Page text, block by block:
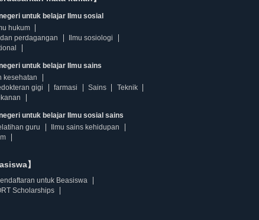
untuk belajar Ilmu sosial
hukum
perdagangan
Ilmu sosiologi
untuk belajar Ilmu sains
kesehatan
gigi
farmasi Sains
Teknik
untuk belajar Ilmu sosial sains
guru
Ilmu sains kehidupan
】
untuk Beasiswa
Scholarships